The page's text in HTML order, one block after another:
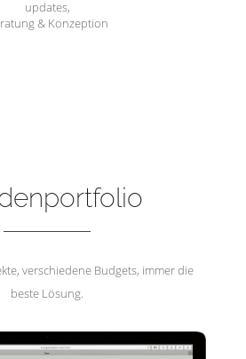
updates,
& Konzeption
verschiedene Budgets, immer die
beste Lösung.